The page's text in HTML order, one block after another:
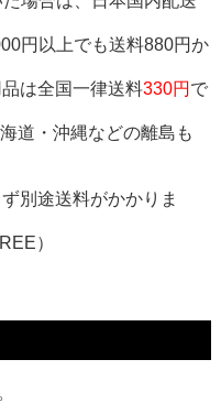
円以上でも送料880円か
は全国一律送料330円 で
道・沖縄などの離島も
別途送料がかかりま
）